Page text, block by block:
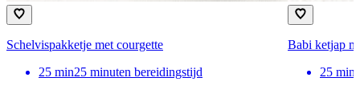
Schelvispakketje met courgette
25 min25 minuten bereidingstijd
Babi ketjap
25 min